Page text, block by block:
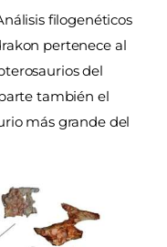
filogenéticos
pertenece al
del
también el
más grande del